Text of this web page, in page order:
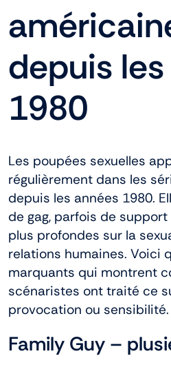
depuis
1980
Les poupées sexuelles
régulièrement dans les
depuis les années 1980.
de gag, parfois de
plus profondes sur la
relations humaines. Voici
marquants qui montrent
scénaristes ont traité ce
provocation ou sensibilité.
Family Guy –